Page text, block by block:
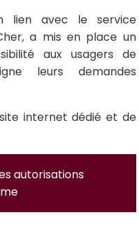
lien avec le service
a mis en place un
aux usagers de
leurs demandes
internet dédié et de
autorisations